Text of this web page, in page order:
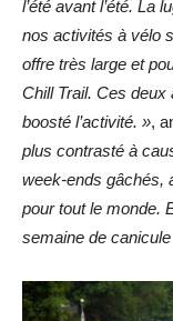
l’été avant l’été. La
nos activités à vélo
offre très large et
Chill Trail. Ces
boosté l’activité. »,
plus contrasté à
week-ends gâchés,
pour tout le monde.
semaine de